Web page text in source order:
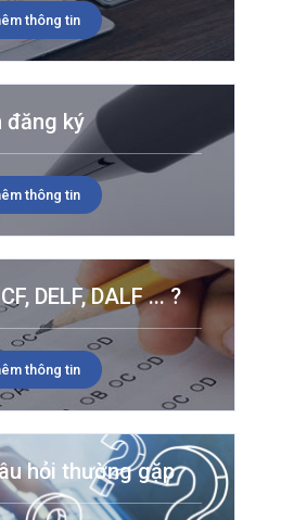
thông tin
đăng ký
thông tin
DELF, DALF ... ?
thông tin
hỏi thường gặp